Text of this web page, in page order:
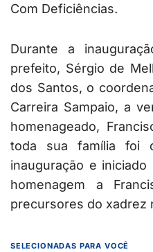
Com Deficiências.
Durante a
prefeito, Sérgio de
dos Santos, o
Carreira Sampaio, a
homenageado,
toda sua família foi
inauguração e
homenagem a
precursores do xadrez
SELECIONADAS PARA VOCÊ